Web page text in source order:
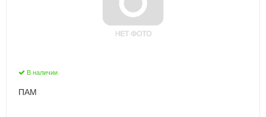
В наличии
ПАМ